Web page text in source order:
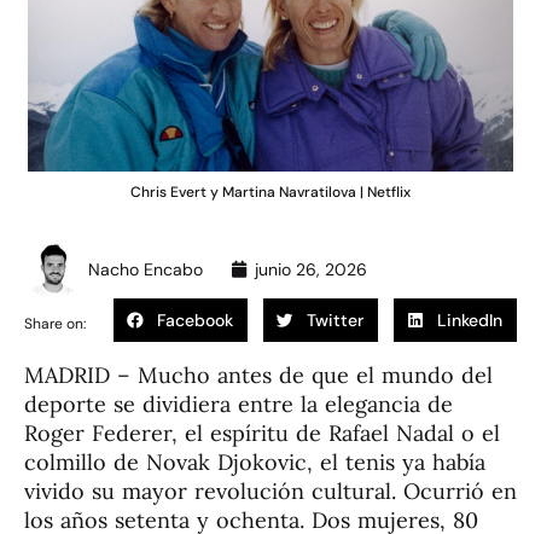
Chris Evert y Martina Navratilova | Netflix
Nacho Encabo junio 26, 2026
Share on: Facebook Twitter LinkedIn
MADRID – Mucho antes de que el mundo del
deporte se dividiera entre la elegancia de
Roger Federer, el espíritu de Rafael Nadal o el
colmillo de Novak Djokovic, el tenis ya había
vivido su mayor revolución cultural. Ocurrió en
los años setenta y ochenta. Dos mujeres, 80